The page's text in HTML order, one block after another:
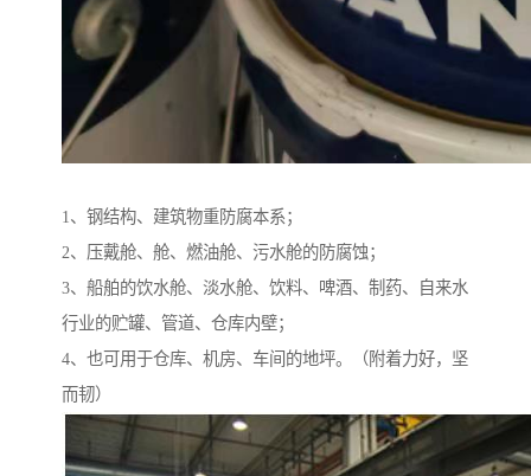
1、钢结构、建筑物重防腐本系；
2、压戴舱、舱、燃油舱、污水舱的防腐蚀；
3、船舶的饮水舱、淡水舱、饮料、啤酒、制药、自来水
行业的贮罐、管道、仓库内壁；
4、也可用于仓库、机房、车间的地坪。（附着力好，坚
而韧）